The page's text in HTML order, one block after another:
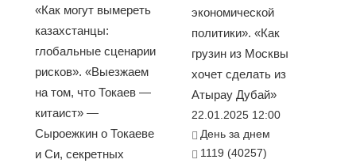
«Как могут вымереть
казахстанцы:
глобальные сценарии
рисков». «Выезжаем
на том, что Токаев —
китаист» —
Сыроежкин о Токаеве
и Си, секретных
экономической
политики». «Как
грузин из Москвы
хочет сделать из
Атырау Дубай»
22.01.2025 12:00
День за днем
1119 (40257)